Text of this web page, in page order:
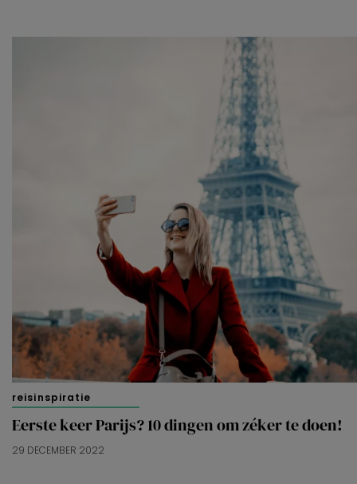
reisinspiratie
Eerste keer Parijs? 10 dingen om zéker te doen!
29 DECEMBER 2022